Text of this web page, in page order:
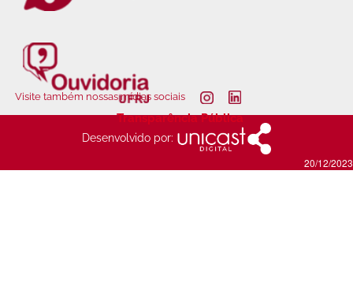
Visite também nossas mídias sociais
Transparência Pública
Desenvolvido por:
20/12/2023